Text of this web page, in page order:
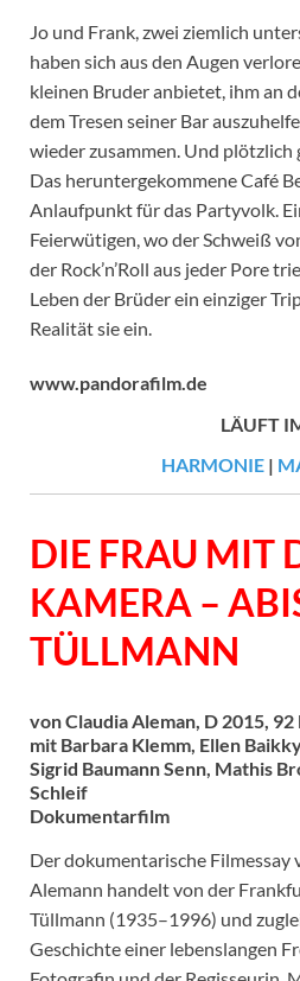
Jo und Frank, zwei ziemlich
haben sich aus den Augen
kleinen Bruder anbietet, ihm an
dem Tresen seiner Bar
wieder zusammen. Und plötzlich
Das heruntergekommene Café
Anlaufpunkt für das Partyvolk.
Feierwütigen, wo der Schweiß
der Rock’n’Roll aus jeder Pore
Leben der Brüder ein einziger
Realität sie ein.
www.pandorafilm.de
LÄUFT
HARMONIE |
DIE FRAU MIT
KAMERA –
TÜLLMANN
von Claudia Aleman, D 2015, 92
mit Barbara Klemm, Ellen
Sigrid Baumann Senn, Mathis
Schleif
Dokumentarfilm
Der dokumentarische Filmessay
Alemann handelt von der
Tüllmann (1935–1996) und
Geschichte einer lebenslangen